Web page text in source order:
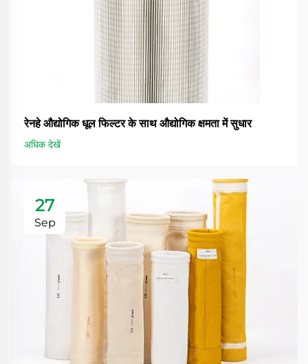
रेनहे औद्योगिक धूल फिल्टर के साथ औद्योगिक क्षमता में सुधार
अधिक देखें
27
Sep